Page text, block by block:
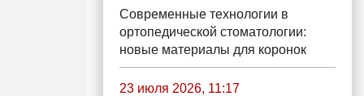
Современные технологии в
ортопедической стоматологии:
новые материалы для коронок
23 июля 2026, 11:17